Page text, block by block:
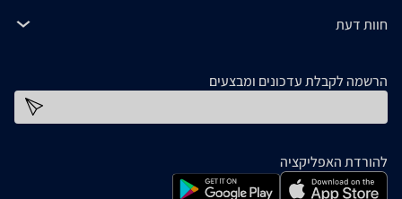
חוות דעת
הרשמה לקבלת עדכונים ומבצעים
להורדת האפליקציה